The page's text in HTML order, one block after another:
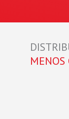
MENOS